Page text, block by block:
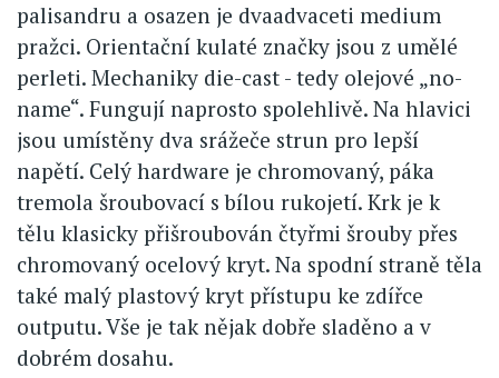
palisandru a osazen je dvaadvaceti medium
pražci. Orientační kulaté značky jsou z umělé
perleti. Mechaniky die-cast - tedy olejové „no-
name“. Fungují naprosto spolehlivě. Na hlavici
jsou umístěny dva srážeče strun pro lepší
napětí. Celý hardware je chromovaný, páka
tremola šroubovací s bílou rukojetí. Krk je k
tělu klasicky přišroubován čtyřmi šrouby přes
chromovaný ocelový kryt. Na spodní straně těla
také malý plastový kryt přístupu ke zdířce
outputu. Vše je tak nějak dobře sladěno a v
dobrém dosahu.